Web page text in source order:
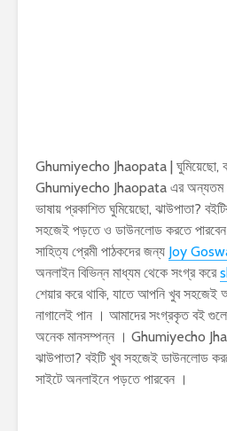
Ghumiyecho Jhaopata | ঘুমিয়েছো,
Ghumiyecho Jhaopata এর অন্যতম
ভাষায় প্রকাশিত ঘুমিয়েছো, ঝাউপাতা?
সহজেই পড়তে ও ডাউনলোড করতে
সাহিত্য প্রেমী পাঠকদের জন্য Joy
অনলাইন বিভিন্ন মাধ্যম থেকে সংগ্র করে
শেয়ার করে থাকি, যাতে আপনি খুব সহজেই
নাগালেই পান । আমাদের সংগ্রকৃত বই
অনেক মানসম্পন্ন । Ghumiyecho
ঝাউপাতা? বইটি খুব সহজেই ডাউনলোড
সাইটে অনলাইনে পড়তে পারবেন ।